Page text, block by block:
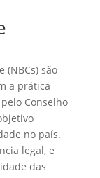
(NBCs) são
a prática
Conselho
no país.
legal, e
das